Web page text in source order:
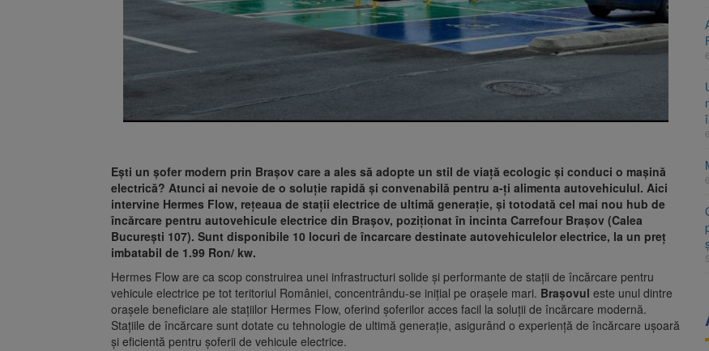
Ești un șofer modern prin Brașov care a ales să adopte un stil de viață ecologic și conduci o mașină
electrică? Atunci ai nevoie de o soluție rapidă și convenabilă pentru a-ți alimenta autovehiculul. Aici
intervine Hermes Flow, rețeaua de stații electrice de ultimă generație, și totodată cel mai nou hub de
încărcare pentru autovehicule electrice din Brașov, poziționat în incinta Carrefour Brașov (Calea
București 107). Sunt disponibile 10 locuri de încarcare destinate autovehiculelor electrice, la un preț
imbatabil de 1.99 Ron/ kw.
Hermes Flow are ca scop construirea unei infrastructuri solide și performante de stații de încărcare pentru
vehicule electrice pe tot teritoriul României, concentrându-se inițial pe orașele mari. Brașovul este unul dintre
orașele beneficiare ale stațiilor Hermes Flow, oferind șoferilor acces facil la soluții de încărcare modernă.
Stațiile de încărcare sunt dotate cu tehnologie de ultimă generație, asigurând o experiență de încărcare ușoară
și eficientă pentru șoferii de vehicule electrice.